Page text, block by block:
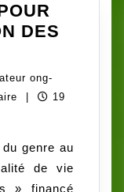
DES
ong-
19
genre au
de vie
» financé